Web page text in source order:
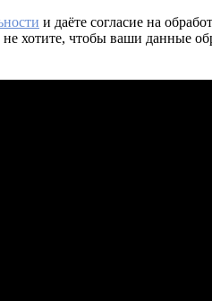
и даёте согласие на
хотите, чтобы ваши данные